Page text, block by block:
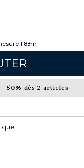
1.88m
-50% dès 2 articles